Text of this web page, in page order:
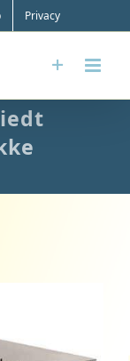
Privacy